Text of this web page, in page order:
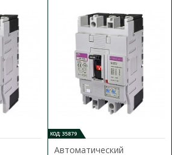
В КОРЗИНУ
В сравнения
КОД: 35879
Автоматический